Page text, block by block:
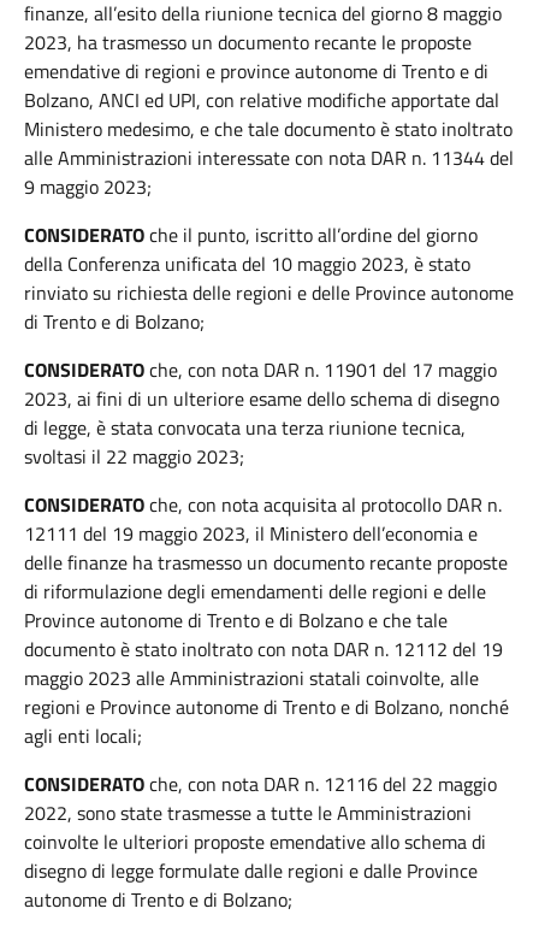
finanze, all’esito della riunione tecnica del giorno 8 maggio
2023, ha trasmesso un documento recante le proposte
emendative di regioni e province autonome di Trento e di
Bolzano, ANCI ed UPI, con relative modifiche apportate dal
Ministero medesimo, e che tale documento è stato inoltrato
alle Amministrazioni interessate con nota DAR n. 11344 del
9 maggio 2023;
CONSIDERATOche il punto, iscritto all’ordine del giorno
della Conferenza unificata del 10 maggio 2023, è stato
rinviato su richiesta delle regioni e delle Province autonome
di Trento e di Bolzano;
CONSIDERATOche, con nota DAR n. 11901 del 17 maggio
2023, ai fini di un ulteriore esame dello schema di disegno
di legge, è stata convocata una terza riunione tecnica,
svoltasi il 22 maggio 2023;
CONSIDERATOche, con nota acquisita al protocollo DAR n.
12111 del 19 maggio 2023, il Ministero dell’economia e
delle finanze ha trasmesso un documento recante proposte
di riformulazione degli emendamenti delle regioni e delle
Province autonome di Trento e di Bolzano e che tale
documento è stato inoltrato con nota DAR n. 12112 del 19
maggio 2023 alle Amministrazioni statali coinvolte, alle
regioni e Province autonome di Trento e di Bolzano, nonché
agli enti locali;
CONSIDERATOche, con nota DAR n. 12116 del 22 maggio
2022, sono state trasmesse a tutte le Amministrazioni
coinvolte le ulteriori proposte emendative allo schema di
disegno di legge formulate dalle regioni e dalle Province
autonome di Trento e di Bolzano;